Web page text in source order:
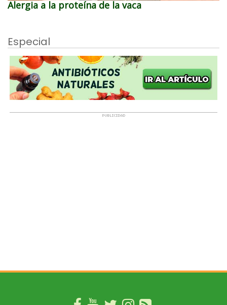
Alergia a la proteína de la vaca
Especial